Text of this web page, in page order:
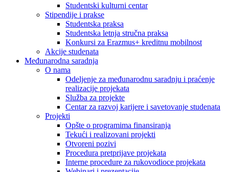
Studentski kulturni centar
Stipendije i prakse
Studentska praksa
Studentska letnja stručna praksa
Konkursi za Erazmus+ kreditnu mobilnost
Akcije studenata
Međunarodna saradnja
O nama
Odeljenje za međunarodnu saradnju i praćenje
realizacije projekata
Služba za projekte
Centar za razvoj karijere i savetovanje studenata
Projekti
Opšte o programima finansiranja
Tekući i realizovani projekti
Otvoreni pozivi
Procedura pretprijave projekata
Interne procedure za rukovodioce projekata